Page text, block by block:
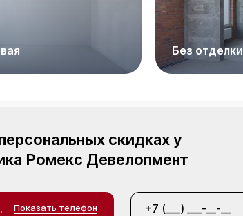
Без отделки
скидках у
Ромекс Девелопмент
××-××
Показать телефон